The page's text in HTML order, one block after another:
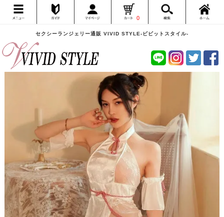
セクシーランジェリー通販 VIVID STYLE-ビビットスタイル-
0